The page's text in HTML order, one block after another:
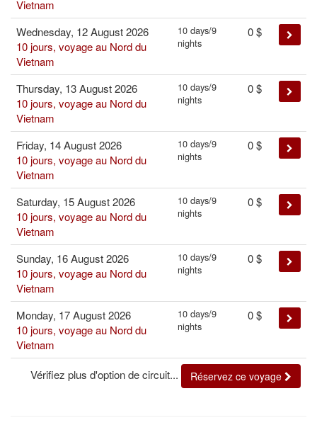
Vérifiez plus d'option de circuit... Réservez ce voyage
Vietnam
Wednesday, 12 August 2026
10 jours, voyage au Nord du
Vietnam
10 days/9
nights
0$
Thursday, 13 August 2026
10 jours, voyage au Nord du
Vietnam
10 days/9
nights
0$
Friday, 14 August 2026
10 jours, voyage au Nord du
Vietnam
10 days/9
nights
0$
Saturday, 15 August 2026
10 jours, voyage au Nord du
Vietnam
10 days/9
nights
0$
Sunday, 16 August 2026
10 jours, voyage au Nord du
Vietnam
10 days/9
nights
0$
Monday, 17 August 2026
10 jours, voyage au Nord du
Vietnam
10 days/9
nights
0$